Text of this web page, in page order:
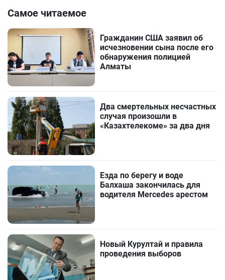
Самое читаемое
Гражданин США заявил об
исчезновении сына после его
обнаружения полицией
Алматы
Два смертельных несчастных
случая произошли в
«Казахтелекоме» за два дня
Езда по берегу и воде
Балхаша закончилась для
водителя Mercedes арестом
Новый Курултай и правила
проведения выборов